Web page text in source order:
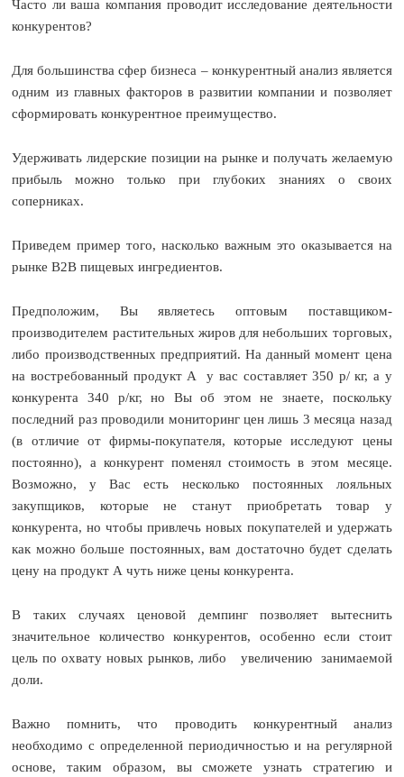
Часто ли ваша компания проводит исследование деятельности
конкурентов?
Для большинства сфер бизнеса – конкурентный анализ является
одним из главных факторов в развитии компании и позволяет
сформировать конкурентное преимущество.
Удерживать лидерские позиции на рынке и получать желаемую
прибыль можно только при глубоких знаниях о своих
соперниках.
Приведем пример того, насколько важным это оказывается на
рынке В2В пищевых ингредиентов.
Предположим, Вы являетесь оптовым поставщиком-
производителем растительных жиров для небольших торговых,
либо производственных предприятий. На данный момент цена
на востребованный продукт А у вас составляет 350 р/ кг, а у
конкурента 340 р/кг, но Вы об этом не знаете, поскольку
последний раз проводили мониторинг цен лишь 3 месяца назад
(в отличие от фирмы-покупателя, которые исследуют цены
постоянно), а конкурент поменял стоимость в этом месяце.
Возможно, у Вас есть несколько постоянных лояльных
закупщиков, которые не станут приобретать товар у
конкурента, но чтобы привлечь новых покупателей и удержать
как можно больше постоянных, вам достаточно будет сделать
цену на продукт А чуть ниже цены конкурента.
В таких случаях ценовой демпинг позволяет вытеснить
значительное количество конкурентов, особенно если стоит
цель по охвату новых рынков, либо увеличению занимаемой
доли.
Важно помнить, что проводить конкурентный анализ
необходимо с определенной периодичностью и на регулярной
основе, таким образом, вы сможете узнать стратегию и